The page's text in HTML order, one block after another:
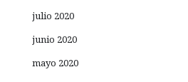
julio 2020
junio 2020
mayo 2020